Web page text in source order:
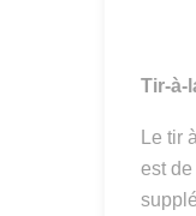
Tir-à-
Le tir
est